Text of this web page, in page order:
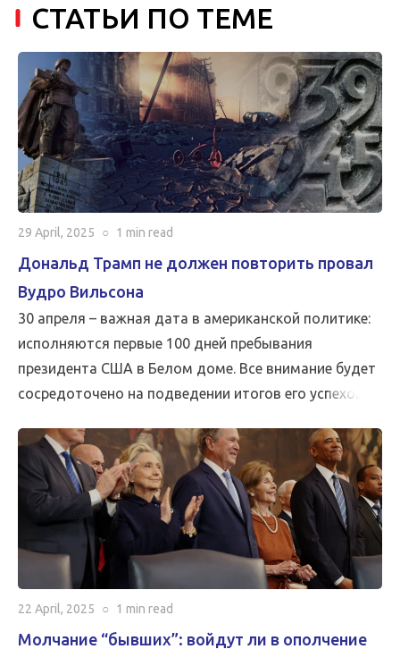
СТАТЬИ ПО ТЕМЕ
29 April, 2025 ○ 1 min read
Дональд Трамп не должен повторить провал
Вудро Вильсона
30 апреля – важная дата в американской политике:
исполняются первые 100 дней пребывания
президента США в Белом доме. Все внимание будет
сосредоточено на подведении итогов его успехов и
мир…
22 April, 2025 ○ 1 min read
Молчание “бывших”: войдут ли в ополчение